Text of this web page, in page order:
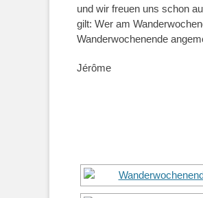
und wir freuen uns schon
gilt: Wer am
Wanderwochenende
Jérôme